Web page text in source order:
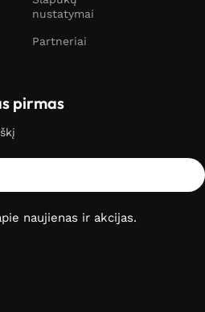
nustatymai
Partneriai
pirmas
naujienas ir akcijas.